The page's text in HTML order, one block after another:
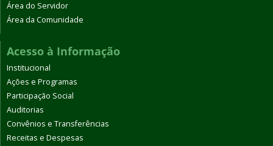
Área do Servidor
Área da Comunidade
Acesso à Informação
Institucional
Ações e Programas
Participação Social
Auditorias
Convênios e Transferências
Receitas e Despesas